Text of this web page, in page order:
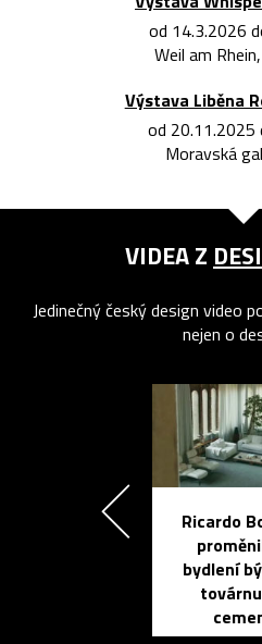
od 14.3.2026
Weil am
Výstava Liběna
od 20.11.2025
Moravská
VIDEA Z
Jedinečný český design video
nejen o
Ricardo
bydlení